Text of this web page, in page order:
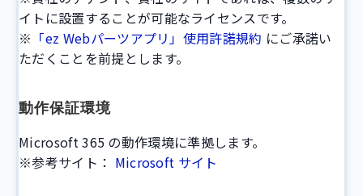
イトに設置することが可能なライセンスです。
※ 「ez Webパーツアプリ」使用許諾規約 にご承諾い
ただくことを前提とします。
動作保証環境
Microsoft 365 の動作環境に準拠します。
※参考サイト： Microsoft サイト